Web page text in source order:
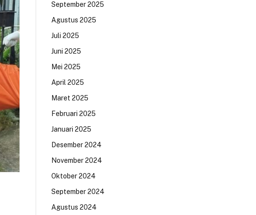
September 2025
Agustus 2025
Juli 2025
Juni 2025
Mei 2025
April 2025
Maret 2025
Februari 2025
Januari 2025
Desember 2024
November 2024
Oktober 2024
September 2024
Agustus 2024